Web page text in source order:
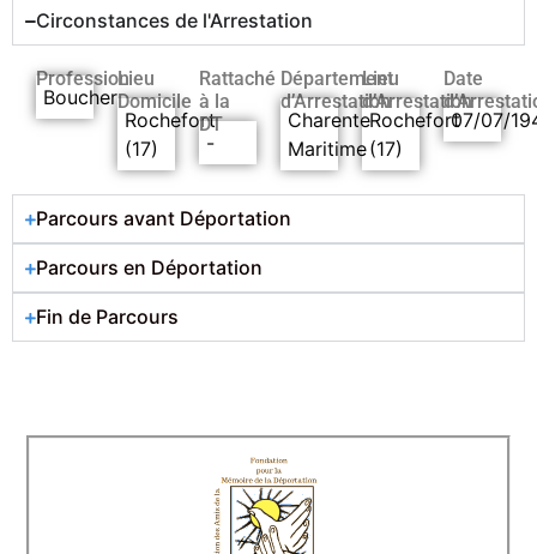
Circonstances de l'Arrestation
Profession
Boucher
Lieu
Domicile
Rochefort
(17)
Rattaché
à la
DT
-
Département
d’Arrestation
Charente
Maritime
Lieu
d’Arrestation
Rochefort
(17)
Date
07/07/
Parcours avant Déportation
Parcours en Déportation
Fin de Parcours